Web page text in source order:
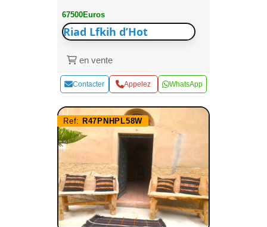
67500Euros
Riad Lfkih d’Hot
en vente
Contacter Appelez WhatsApp
Ref: R47PNHPL58W